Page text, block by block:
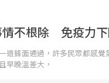
不根除 免疫力下
道鋒面通過，許多民眾都感
早晚溫差大，